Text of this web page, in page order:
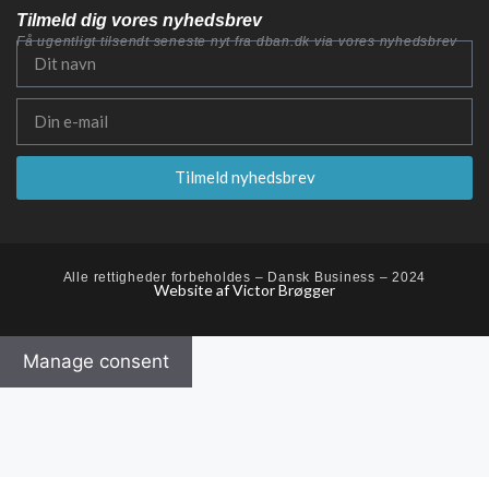
Tilmeld dig vores nyhedsbrev
Få ugentligt tilsendt seneste nyt fra dban.dk via vores nyhedsbrev
Tilmeld nyhedsbrev
Alle rettigheder forbeholdes – Dansk Business – 2024
Website af Victor Brøgger
Manage consent